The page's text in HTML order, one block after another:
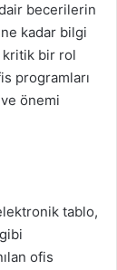
becerilerin
kadar bilgi
kritik bir rol
programları
ve önemi
tablo,
ofis